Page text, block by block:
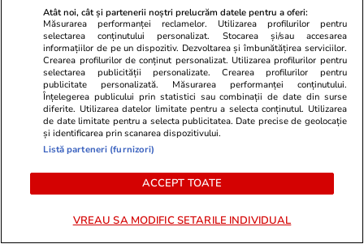
Știri România
Generalul Gheorghiță Vlad,
după a doua dronă doborâtă în
24 de ore: „De fiecare dată
când spațiul aerian este
încălcat, militarii sunt deja
acolo”
Știri România 13:59
„Securitatea României este
Atât noi, cât și partenerii noștri prelucrăm datele pentru a oferi:
Măsurarea performanței reclamelor. Utilizarea profilurilor pentru
selectarea conținutului personalizat. Stocarea și/sau accesarea
informațiilor de pe un dispozitiv. Dezvoltarea și îmbunătățirea serviciilor.
Crearea profilurilor de conținut personalizat. Utilizarea profilurilor pentru
selectarea publicității personalizate. Crearea profilurilor pentru
publicitate personalizată. Măsurarea performanței conținutului.
Înțelegerea publicului prin statistici sau combinații de date din surse
diferite. Utilizarea datelor limitate pentru a selecta conținutul. Utilizarea
de date limitate pentru a selecta publicitatea. Date precise de geolocație
și identificarea prin scanarea dispozitivului.
Listă parteneri (furnizori)
ACCEPT TOATE
VREAU SA MODIFIC SETARILE INDIVIDUAL